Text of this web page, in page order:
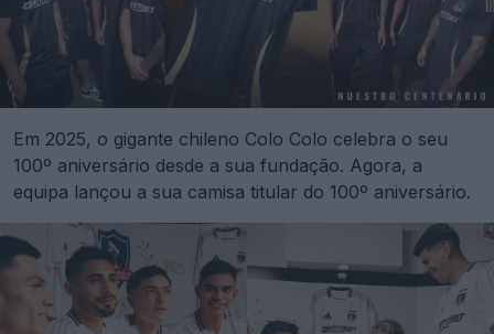
Em 2025, o gigante chileno Colo Colo celebra o seu
100º aniversário desde a sua fundação. Agora, a
equipa lançou a sua camisa titular do 100º aniversário.